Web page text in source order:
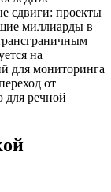
сдвиги: проекты
миллиарды в
на
для мониторинга
от
для речной